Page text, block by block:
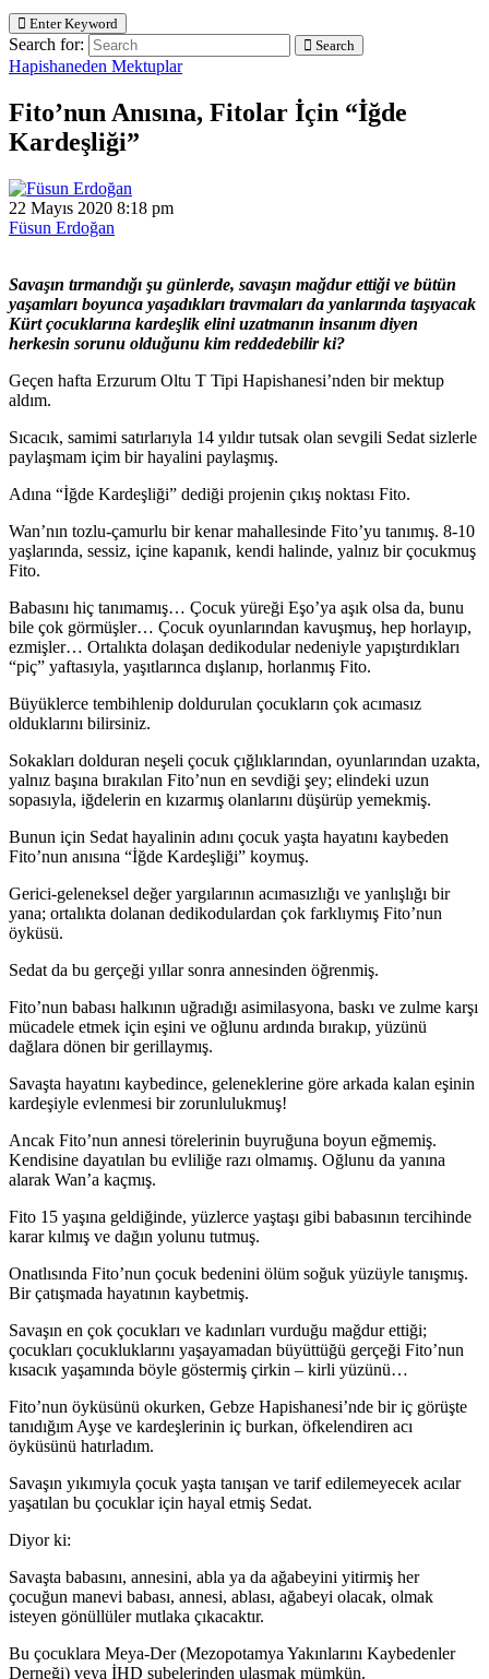
Enter Keyword
Search for: Search
Hapishaneden Mektuplar
Fito’nun Anısına, Fitolar İçin “İğde
Kardeşliği”
22 Mayıs 2020 8:18 pm
Füsun Erdoğan
Savaşın tırmandığı şu günlerde, savaşın mağdur ettiği ve bütün
yaşamları boyunca yaşadıkları travmaları da yanlarında taşıyacak
Kürt çocuklarına kardeşlik elini uzatmanın insanım diyen
herkesin sorunu olduğunu kim reddedebilir ki?
Geçen hafta Erzurum Oltu T Tipi Hapishanesi’nden bir mektup
aldım.
Sıcacık, samimi satırlarıyla 14 yıldır tutsak olan sevgili Sedat sizlerle
paylaşmam içim bir hayalini paylaşmış.
Adına “İğde Kardeşliği” dediği projenin çıkış noktası Fito.
Wan’nın tozlu-çamurlu bir kenar mahallesinde Fito’yu tanımış. 8-10
yaşlarında, sessiz, içine kapanık, kendi halinde, yalnız bir çocukmuş
Fito.
Babasını hiç tanımamış… Çocuk yüreği Eşo’ya aşık olsa da, bunu
bile çok görmüşler… Çocuk oyunlarından kavuşmuş, hep horlayıp,
ezmişler… Ortalıkta dolaşan dedikodular nedeniyle yapıştırdıkları
“piç” yaftasıyla, yaşıtlarınca dışlanıp, horlanmış Fito.
Büyüklerce tembihlenip doldurulan çocukların çok acımasız
olduklarını bilirsiniz.
Sokakları dolduran neşeli çocuk çığlıklarından, oyunlarından uzakta,
yalnız başına bırakılan Fito’nun en sevdiği şey; elindeki uzun
sopasıyla, iğdelerin en kızarmış olanlarını düşürüp yemekmiş.
Bunun için Sedat hayalinin adını çocuk yaşta hayatını kaybeden
Fito’nun anısına “İğde Kardeşliği” koymuş.
Gerici-geleneksel değer yargılarının acımasızlığı ve yanlışlığı bir
yana; ortalıkta dolanan dedikodulardan çok farklıymış Fito’nun
öyküsü.
Sedat da bu gerçeği yıllar sonra annesinden öğrenmiş.
Fito’nun babası halkının uğradığı asimilasyona, baskı ve zulme karşı
mücadele etmek için eşini ve oğlunu ardında bırakıp, yüzünü
dağlara dönen bir gerillaymış.
Savaşta hayatını kaybedince, geleneklerine göre arkada kalan eşinin
kardeşiyle evlenmesi bir zorunlulukmuş!
Ancak Fito’nun annesi törelerinin buyruğuna boyun eğmemiş.
Kendisine dayatılan bu evliliğe razı olmamış. Oğlunu da yanına
alarak Wan’a kaçmış.
Fito 15 yaşına geldiğinde, yüzlerce yaştaşı gibi babasının tercihinde
karar kılmış ve dağın yolunu tutmuş.
Onatlısında Fito’nun çocuk bedenini ölüm soğuk yüzüyle tanışmış.
Bir çatışmada hayatının kaybetmiş.
Savaşın en çok çocukları ve kadınları vurduğu mağdur ettiği;
çocukları çocukluklarını yaşayamadan büyüttüğü gerçeği Fito’nun
kısacık yaşamında böyle göstermiş çirkin – kirli yüzünü…
Fito’nun öyküsünü okurken, Gebze Hapishanesi’nde bir iç görüşte
tanıdığım Ayşe ve kardeşlerinin iç burkan, öfkelendiren acı
öyküsünü hatırladım.
Savaşın yıkımıyla çocuk yaşta tanışan ve tarif edilemeyecek acılar
yaşatılan bu çocuklar için hayal etmiş Sedat.
Diyor ki:
Savaşta babasını, annesini, abla ya da ağabeyini yitirmiş her
çocuğun manevi babası, annesi, ablası, ağabeyi olacak, olmak
isteyen gönüllüler mutlaka çıkacaktır.
Bu çocuklara Meya-Der (Mezopotamya Yakınlarını Kaybedenler
Derneği) veya İHD şubelerinden ulaşmak mümkün.